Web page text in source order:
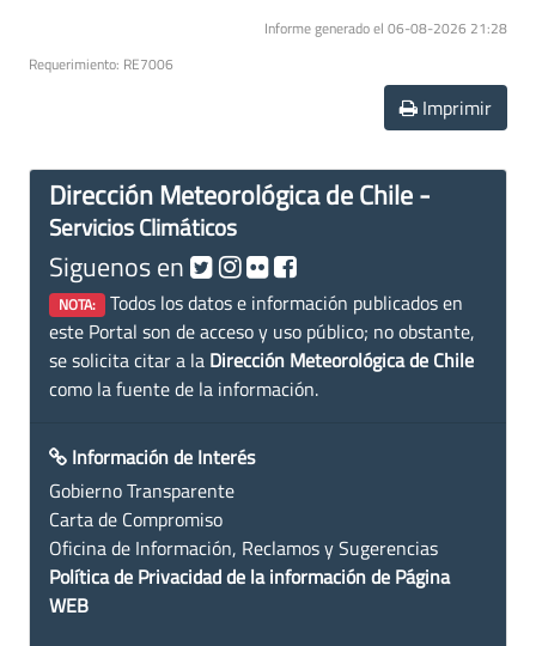
Informe generado el 06-08-2026 21:28
Requerimiento: RE7006
Imprimir
Dirección Meteorológica de Chile -
Servicios Climáticos
Siguenos en
NOTA: Todos los datos e información publicados en
este Portal son de acceso y uso público; no obstante,
se solicita citar a la Dirección Meteorológica de Chile
como la fuente de la información.
Información de Interés
Gobierno Transparente
Carta de Compromiso
Oficina de Información, Reclamos y Sugerencias
Política de Privacidad de la información de Página
WEB